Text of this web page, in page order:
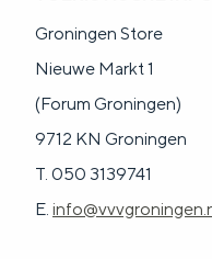
Groningen Store
Nieuwe Markt 1
(Forum Groningen)
9712 KN Groningen
T. 050 3139741
E.